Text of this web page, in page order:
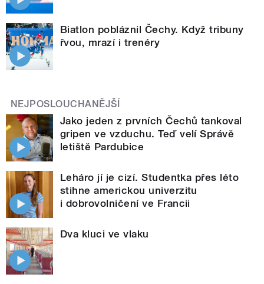
Biatlon pobláznil Čechy. Když tribuny
řvou, mrazí i trenéry
NEJPOSLOUCHANĚJŠÍ
Jako jeden z prvních Čechů tankoval
gripen ve vzduchu. Teď velí Správě
letiště Pardubice
Leháro jí je cizí. Studentka přes léto
stihne americkou univerzitu
i dobrovolničení ve Francii
Dva kluci ve vlaku